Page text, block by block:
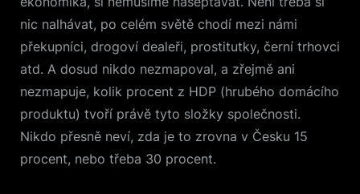
nic nalhávat, po celém světě chodí mezi námi
překupníci, drogoví dealeři, prostitutky, černí trhovci
atd. A dosud nikdo nezmapoval, a zřejmě ani
nezmapuje, kolik procent z HDP (hrubého domácího
produktu) tvoří právě tyto složky společnosti.
Nikdo přesně neví, zda je to zrovna v Česku 15
procent, nebo třeba 30 procent.